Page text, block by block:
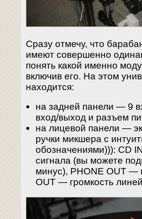
Сразу отмечу, что
имеют совершенно
понять какой именно
включив его. На этом
находится:
на задней панели — 9
вход/выход и разъем
на лицевой панели —
ручки микшера с
обозначениями))): CD
сигнала (вы можете
минус), PHONE OUT —
OUT — громкость